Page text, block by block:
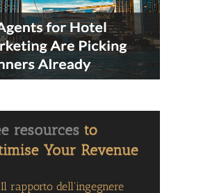
Il rapporto dell'ingegnere